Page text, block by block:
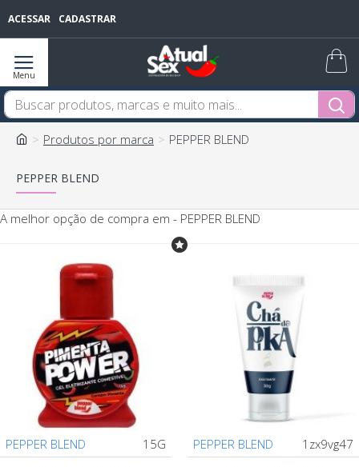
ACESSAR CADASTRAR
Produtos por marca PEPPER BLEND
PEPPER BLEND
A melhor opção de compra em - PEPPER BLEND
PEPPER BLEND 15G PEPPER BLEND 1zx9vg47